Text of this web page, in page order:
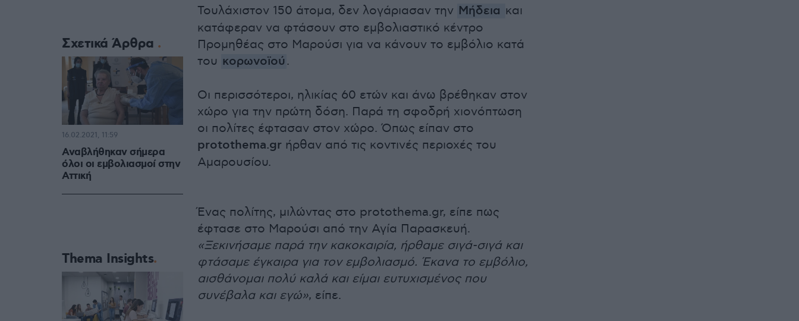
Τουλάχιστον 150 άτομα, δεν λογάριασαν την Μήδεια και
κατάφεραν να φτάσουν στο εμβολιαστικό κέντρο
Προμηθέας στο Μαρούσι για να κάνουν το εμβόλιο κατά
του κορωνοϊού.
Οι περισσότεροι, ηλικίας 60 ετών και άνω βρέθηκαν στον
χώρο για την πρώτη δόση. Παρά τη σφοδρή χιονόπτωση
οι πολίτες έφτασαν στον χώρο. Όπως είπαν στο
protothema.gr ήρθαν από τις κοντινές περιοχές του
Αμαρουσίου.
Ένας πολίτης, μιλώντας στο protothema.gr, είπε πως
έφτασε στο Μαρούσι από την Αγία Παρασκευή.
«Ξεκινήσαμε παρά την κακοκαιρία, ήρθαμε σιγά-σιγά και
φτάσαμε έγκαιρα για τον εμβολιασμό. Έκανα το εμβόλιο,
αισθάνομαι πολύ καλά και είμαι ευτυχισμένος που
συνέβαλα και εγώ», είπε.
Σχετικά Άρθρα
Αναβλήθηκαν σήμερα
όλοι οι εμβολιασμοί στην
Αττική
16.02.2021, 11:59
Thema Insights